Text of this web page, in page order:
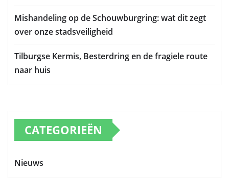
Mishandeling op de Schouwburgring: wat dit zegt
over onze stadsveiligheid
Tilburgse Kermis, Besterdring en de fragiele route
naar huis
CATEGORIEËN
Nieuws